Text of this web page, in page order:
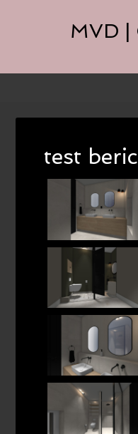
MVD |
test